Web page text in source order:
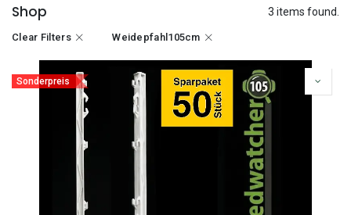
Shop 3 items found.
Clear Filters Weidepfahl105cm
Sonderpreis